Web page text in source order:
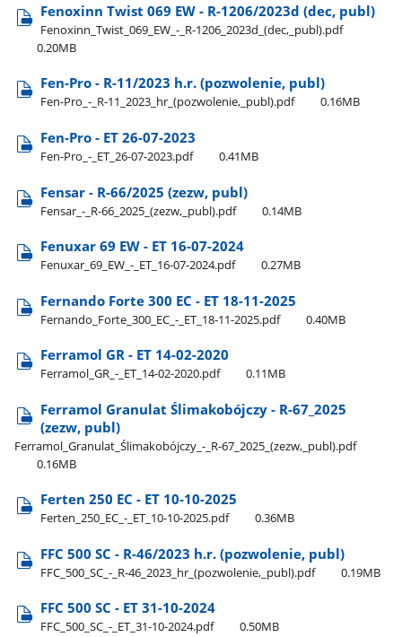
Fenoxinn Twist 069 EW - R-1206/2023d (dec, publ)
Fenoxinn​_Twist​_069​_EW​_-​_R-1206​_2023d​_(dec,​_publ).pdf
0.20MB
Fen-Pro - R-11/2023 h.r. (pozwolenie, publ)
Fen-Pro​_-​_R-11​_2023​_hr​_(pozwolenie,​_publ).pdf 0.16MB
Fen-Pro - ET 26-07-2023
Fen-Pro​_-​_ET​_26-07-2023.pdf 0.41MB
Fensar - R-66/2025 (zezw, publ)
Fensar​_-​_R-66​_2025​_(zezw,​_publ).pdf 0.14MB
Fenuxar 69 EW - ET 16-07-2024
Fenuxar​_69​_EW​_-​_ET​_16-07-2024.pdf 0.27MB
Fernando Forte 300 EC - ET 18-11-2025
Fernando​_Forte​_300​_EC​_-​_ET​_18-11-2025.pdf 0.40MB
Ferramol GR - ET 14-02-2020
Ferramol​_GR​_-​_ET​_14-02-2020.pdf 0.11MB
Ferramol Granulat Ślimakobójczy - R-67​_2025
(zezw, publ)
Ferramol​_Granulat​_Ślimakobójczy​_-​_R-67​_2025​_(zezw,​_publ).pdf
0.16MB
Ferten 250 EC - ET 10-10-2025
Ferten​_250​_EC​_-​_ET​_10-10-2025.pdf 0.36MB
FFC 500 SC - R-46/2023 h.r. (pozwolenie, publ)
FFC​_500​_SC​_-​_R-46​_2023​_hr​_(pozwolenie,​_publ).pdf 0.19MB
FFC 500 SC - ET 31-10-2024
FFC​_500​_SC​_-​_ET​_31-10-2024.pdf 0.50MB